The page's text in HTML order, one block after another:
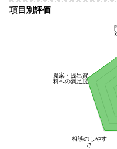
項目別評価
相談のしやす
さ
提案・提出資
料への満足度